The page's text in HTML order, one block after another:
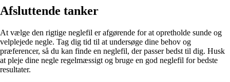
Afsluttende tanker
At vælge den rigtige neglefil er afgørende for at opretholde sunde og
velplejede negle. Tag dig tid til at undersøge dine behov og
præferencer, så du kan finde en neglefil, der passer bedst til dig. Husk
at pleje dine negle regelmæssigt og bruge en god neglefil for bedste
resultater.